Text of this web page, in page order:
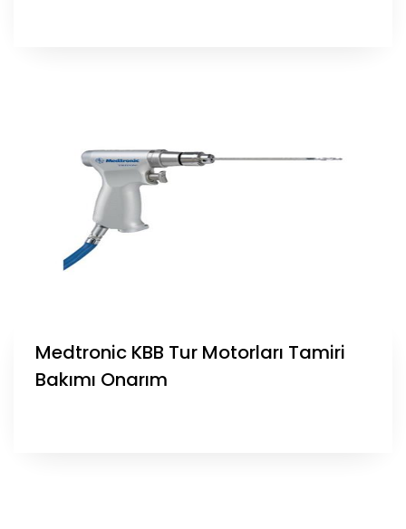
Medtronic KBB Tur Motorları Tamiri
Bakımı Onarım